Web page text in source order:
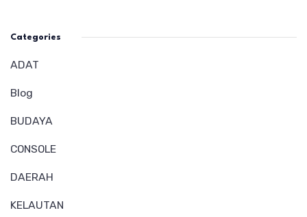
Categories
ADAT
Blog
BUDAYA
CONSOLE
DAERAH
KELAUTAN